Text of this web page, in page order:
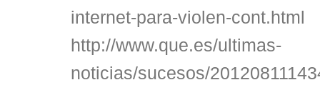
internet-para-violen-cont.html
http://www.que.es/ultimas-
noticias/sucesos/